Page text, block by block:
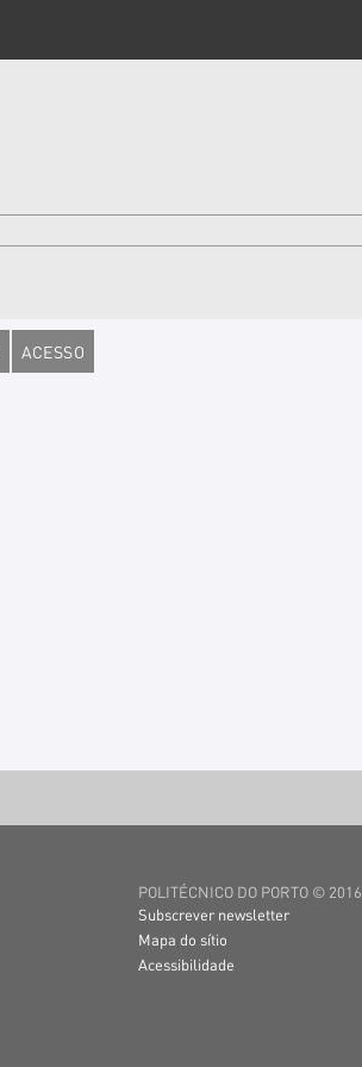
ACESSO
POLITÉCNICO DO PORTO © 2016
Subscrever newsletter
Mapa do sítio
Acessibilidade